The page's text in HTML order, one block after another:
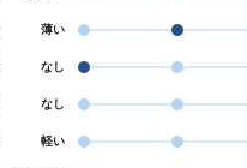
薄い
なし
なし
軽い